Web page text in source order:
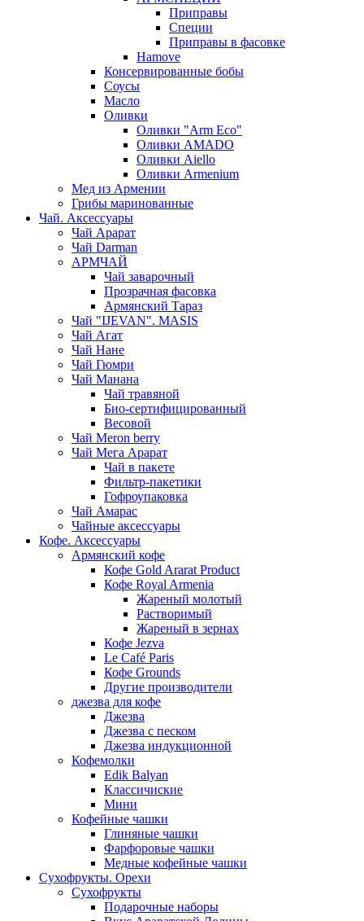
Приправы
Специи
Приправы в фасовке
Hamove
Консервированные бобы
Соусы
Масло
Оливки
Оливки "Arm Eco"
Оливки AMADO
Оливки Aiello
Оливки Armenium
Мед из Армении
Грибы маринованные
Чай. Аксессуары
Чай Арарат
Чай Darman
АРМЧАЙ
Чай заварочный
Прозрачная фасовка
Армянский Тараз
Чай "IJEVAN". MASIS
Чай Агат
Чай Нане
Чай Гюмри
Чай Манана
Чай травяной
Био-сертифицированный
Весовой
Чай Meron berry
Чай Мега Арарат
Чай в пакете
Фильтр-пакетики
Гофроупаковка
Чай Амарас
Чайные аксессуары
Кофе. Аксессуары
Армянский кофе
Кофе Gold Ararat Product
Кофе Royal Armenia
Жареный молотый
Растворимый
Жареный в зернах
Кофе Jezva
Le Café Paris
Кофе Grounds
Другие производители
джезва для кофе
Джезва
Джезва с песком
Джезва индукционной
Кофемолки
Edik Balyan
Классичиские
Мини
Кофейные чашки
Глиняные чашки
Фарфоровые чашки
Медные кофейные чашки
Сухофрукты. Орехи
Сухофрукты
Подарочные наборы